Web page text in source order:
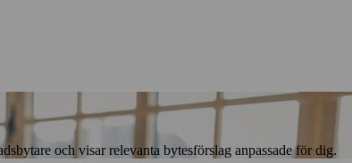
och visar relevanta bytesförslag anpassade för dig.